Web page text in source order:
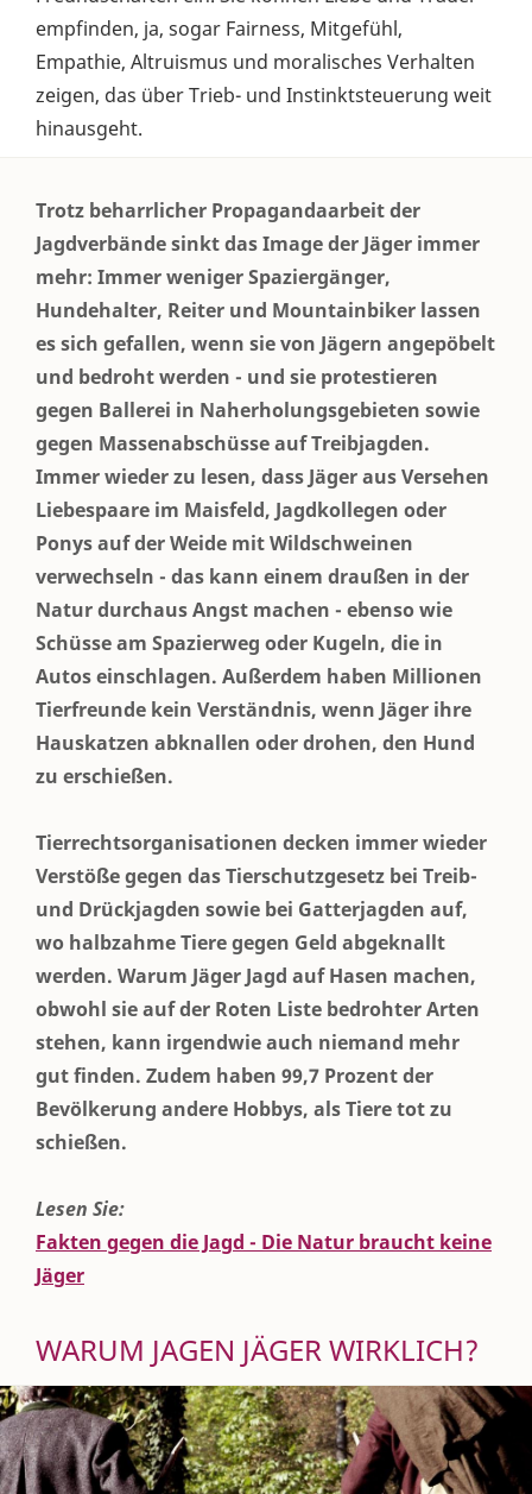
empfinden, ja, sogar Fairness, Mitgefühl,
Empathie, Altruismus und moralisches Verhalten
zeigen, das über Trieb- und Instinktsteuerung weit
hinausgeht.
Trotz beharrlicher Propagandaarbeit der
Jagdverbände sinkt das Image der Jäger immer
mehr: Immer weniger Spaziergänger,
Hundehalter, Reiter und Mountainbiker lassen
es sich gefallen, wenn sie von Jägern angepöbelt
und bedroht werden - und sie protestieren
gegen Ballerei in Naherholungsgebieten sowie
gegen Massenabschüsse auf Treibjagden.
Immer wieder zu lesen, dass Jäger aus Versehen
Liebespaare im Maisfeld, Jagdkollegen oder
Ponys auf der Weide mit Wildschweinen
verwechseln - das kann einem draußen in der
Natur durchaus Angst machen - ebenso wie
Schüsse am Spazierweg oder Kugeln, die in
Autos einschlagen. Außerdem haben Millionen
Tierfreunde kein Verständnis, wenn Jäger ihre
Hauskatzen abknallen oder drohen, den Hund
zu erschießen.
Tierrechtsorganisationen decken immer wieder
Verstöße gegen das Tierschutzgesetz bei Treib-
und Drückjagden sowie bei Gatterjagden auf,
wo halbzahme Tiere gegen Geld abgeknallt
werden. Warum Jäger Jagd auf Hasen machen,
obwohl sie auf der Roten Liste bedrohter Arten
stehen, kann irgendwie auch niemand mehr
gut finden. Zudem haben 99,7 Prozent der
Bevölkerung andere Hobbys, als Tiere tot zu
schießen.
Lesen Sie:
Fakten gegen die Jagd - Die Natur braucht keine
Jäger
WARUM JAGEN JÄGER WIRKLICH?